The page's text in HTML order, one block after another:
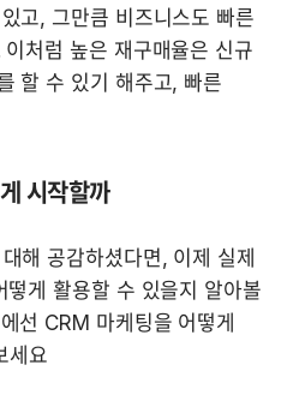
고, 그만큼 비즈니스도 빠른
처럼 높은 재구매율은 신규
할 수 있기 해주고, 빠른
시작할까
해 공감하셨다면, 이제 실제
게 활용할 수 있을지 알아볼
선 CRM 마케팅을 어떻게
세요